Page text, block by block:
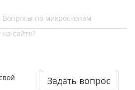
Вопросы по микроскопам
сайте?
Задать вопрос